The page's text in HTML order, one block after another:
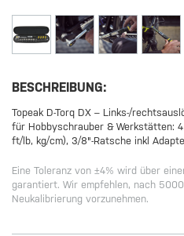
BESCHREIBUNG:
Topeak D-Torq DX – Links-/
für Hobbyschrauber & Werkstätten:
ft/lb, kg/cm), 3/8"-Ratsche inkl
Eine Toleranz von ±4% wird über
garantiert. Wir empfehlen, nach
Neukalibrierung vorzunehmen.